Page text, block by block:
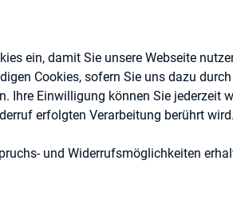
DIRK e.V.
Nicole Schulz
nschulz@dirk.org
Flemings Selection Hotel
ein, damit Sie unsere Webseite
Cookies, sofern Sie uns dazu
Ihre Einwilligung können Sie jederzeit
erfolgten Verarbeitung berührt wird.
und Widerrufsmöglichkeiten